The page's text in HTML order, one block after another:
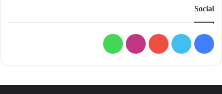
Social
فيسبوك
تويتر يوتيوبانستقرامواتساب